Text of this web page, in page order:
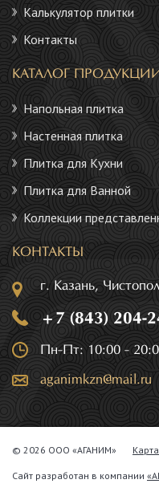
Калькулятор плитки
Контакты
КАТАЛОГ ПРОДУКЦИИ
Напольная плитка
Настенная плитка
Плитка для Кухни
Плитка для Ванной
Коллекции
КОНТАКТЫ
г. Казань,
+7 (843) 204-
Пн-Пт: 10:00 -
aganimkzn@mail.ru
© 2026 ООО «АГАНИМ»
Сайт разработан в компании